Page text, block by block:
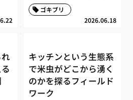
2026.06.18
ゴキブリ
キッチンという生態系
で米虫がどこから湧く
のかを探るフィールド
ワーク